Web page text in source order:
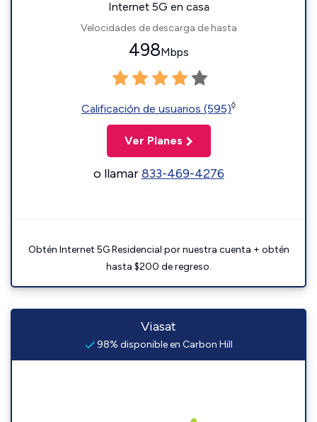
Internet 5G en casa
Velocidades de descarga de hasta
498Mbps
Calificación de usuarios (595)◊
Ver Planes
o llamar833-469-4276
Obtén Internet 5G Residencial por nuestra cuenta + obtén
hasta $200 de regreso.
Viasat
98% disponible en Carbon Hill